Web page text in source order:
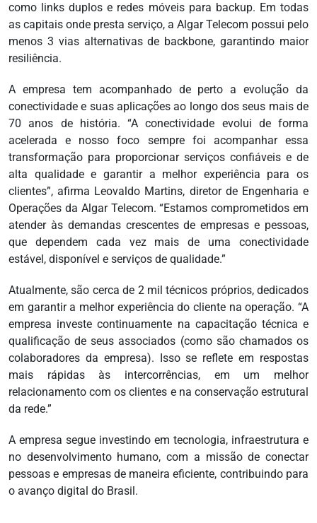
como links duplos e redes móveis para backup. Em todas
as capitais onde presta serviço, a Algar Telecom possui pelo
menos 3 vias alternativas de backbone, garantindo maior
resiliência.
A empresa tem acompanhado de perto a evolução da
conectividade e suas aplicações ao longo dos seus mais de
70 anos de história. “A conectividade evolui de forma
acelerada e nosso foco sempre foi acompanhar essa
transformação para proporcionar serviços confiáveis e de
alta qualidade e garantir a melhor experiência para os
clientes”, afirma Leovaldo Martins, diretor de Engenharia e
Operações da Algar Telecom. “Estamos comprometidos em
atender às demandas crescentes de empresas e pessoas,
que dependem cada vez mais de uma conectividade
estável, disponível e serviços de qualidade.”
Atualmente, são cerca de 2 mil técnicos próprios, dedicados
em garantir a melhor experiência do cliente na operação. “A
empresa investe continuamente na capacitação técnica e
qualificação de seus associados (como são chamados os
colaboradores da empresa). Isso se reflete em respostas
mais rápidas às intercorrências, em um melhor
relacionamento com os clientes e na conservação estrutural
da rede.”
A empresa segue investindo em tecnologia, infraestrutura e
no desenvolvimento humano, com a missão de conectar
pessoas e empresas de maneira eficiente, contribuindo para
o avanço digital do Brasil.